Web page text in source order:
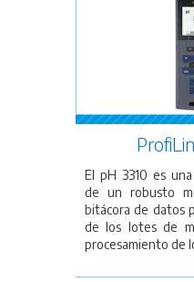
El pH 3310 es
de un robusto
bitácora de datos
de los lotes de
procesamiento de